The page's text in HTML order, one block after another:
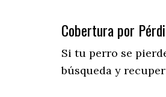
Cobertura por
Si tu perro se
búsqueda y